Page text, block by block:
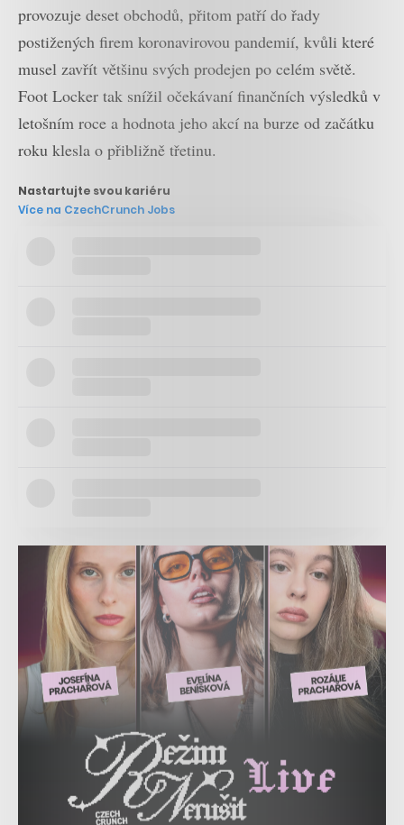
provozuje deset obchodů, přitom patří do řady
postižených firem koronavirovou pandemií, kvůli které
musel zavřít většinu svých prodejen po celém světě.
Foot Locker tak snížil očekávaní finančních výsledků v
letošním roce a hodnota jeho akcí na burze od začátku
roku klesla o přibližně třetinu.
Nastartujte svou kariéru
Více na CzechCrunch Jobs